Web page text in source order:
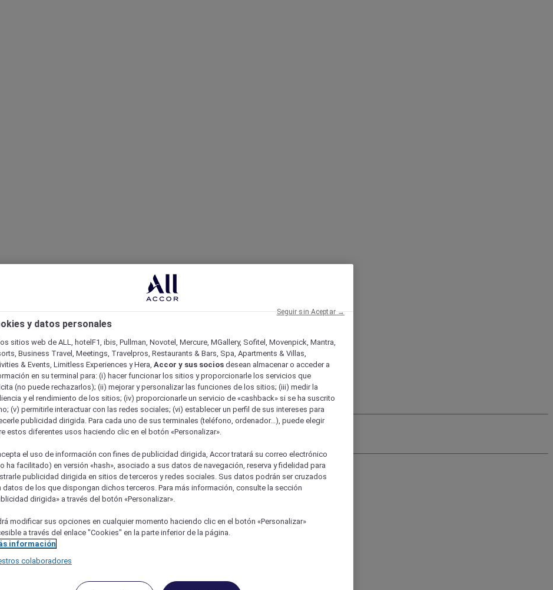
y datos personales
sitios web de ALL, hotelF1, ibis, Pullman, Novotel, Mercure, MGallery, Sofitel, Movenpick, Mantra,
Business Travel, Meetings, Travelpros, Restaurants & Bars, Spa, Apartments & Villas,
& Events, Limitless Experiences y Hera, Accor y sus socios desean almacenar o acceder a
en su terminal para: (i) hacer funcionar los sitios y proporcionarle los servicios que
(no puede rechazarlos); (ii) mejorar y personalizar las funciones de los sitios; (iii) medir la
y el rendimiento de los sitios; (iv) proporcionarle un servicio de «cashback» si se ha suscrito
(v) permitirle interactuar con las redes sociales; (vi) establecer un perfil de sus intereses para
publicidad dirigida. Para cada uno de sus terminales (teléfono, ordenador...), puede elegir
estos diferentes usos haciendo clic en el botón «Personalizar».
el uso de información con fines de publicidad dirigida, Accor tratará su correo electrónico
ha facilitado) en versión «hash», asociado a sus datos de navegación, reserva y fidelidad para
publicidad dirigida en sitios de terceros y redes sociales. Sus datos podrán ser cruzados
datos de los que dispongan dichos terceros. Para más información, consulte la sección
dirigida» a través del botón «Personalizar».
modificar sus opciones en cualquier momento haciendo clic en el botón «Personalizar»
a través del enlace "Cookies" en la parte inferior de la página.
información
colaboradores
Seguir sin Aceptar →